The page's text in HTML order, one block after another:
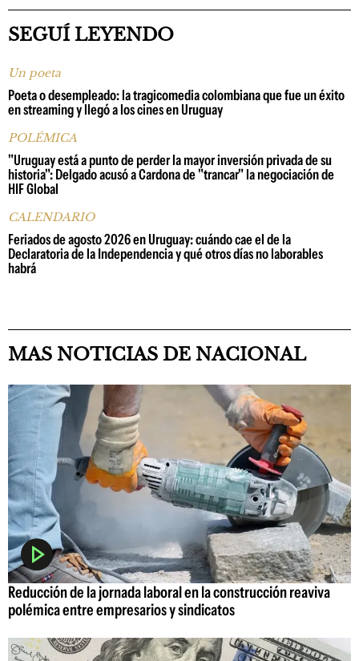
SEGUÍ LEYENDO
Un poeta
Poeta o desempleado: la tragicomedia colombiana que fue un éxito
en streaming y llegó a los cines en Uruguay
POLÉMICA
"Uruguay está a punto de perder la mayor inversión privada de su
historia": Delgado acusó a Cardona de "trancar" la negociación de
HIF Global
CALENDARIO
Feriados de agosto 2026 en Uruguay: cuándo cae el de la
Declaratoria de la Independencia y qué otros días no laborables
habrá
MAS NOTICIAS DE NACIONAL
Reducción de la jornada laboral en la construcción reaviva
polémica entre empresarios y sindicatos